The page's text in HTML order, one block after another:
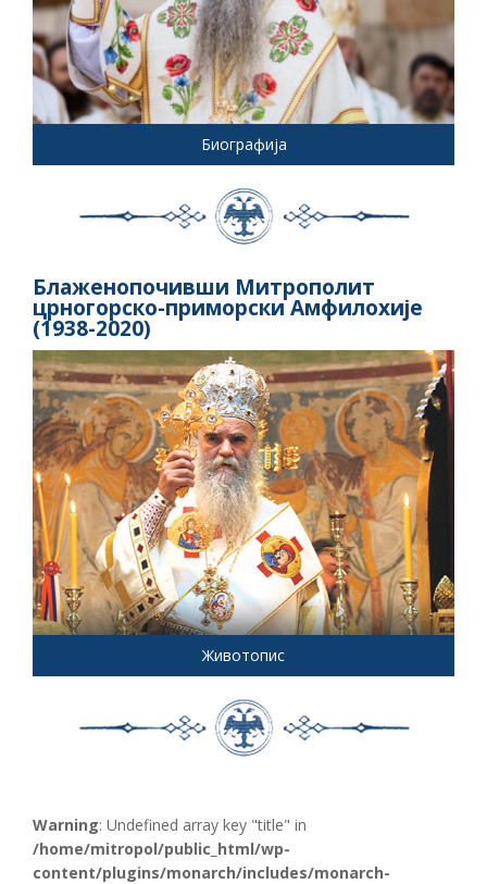
Биографија
Блаженопочивши Митрополит
црногорско-приморски Амфилохије
(1938-2020)
Животопис
Warning: Undefined array key "title" in
/home/mitropol/public_html/wp-
content/plugins/monarch/includes/monarch-